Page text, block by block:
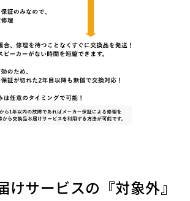
けサービスの『対象外』